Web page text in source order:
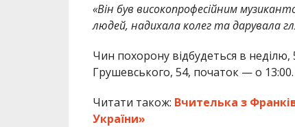
«Він був високопрофесійним
людей, надихала колег та дарувала
Чин похорону відбудеться в
Грушевського, 54, початок — о 13:00.
Читати також: Вчителька з
України»